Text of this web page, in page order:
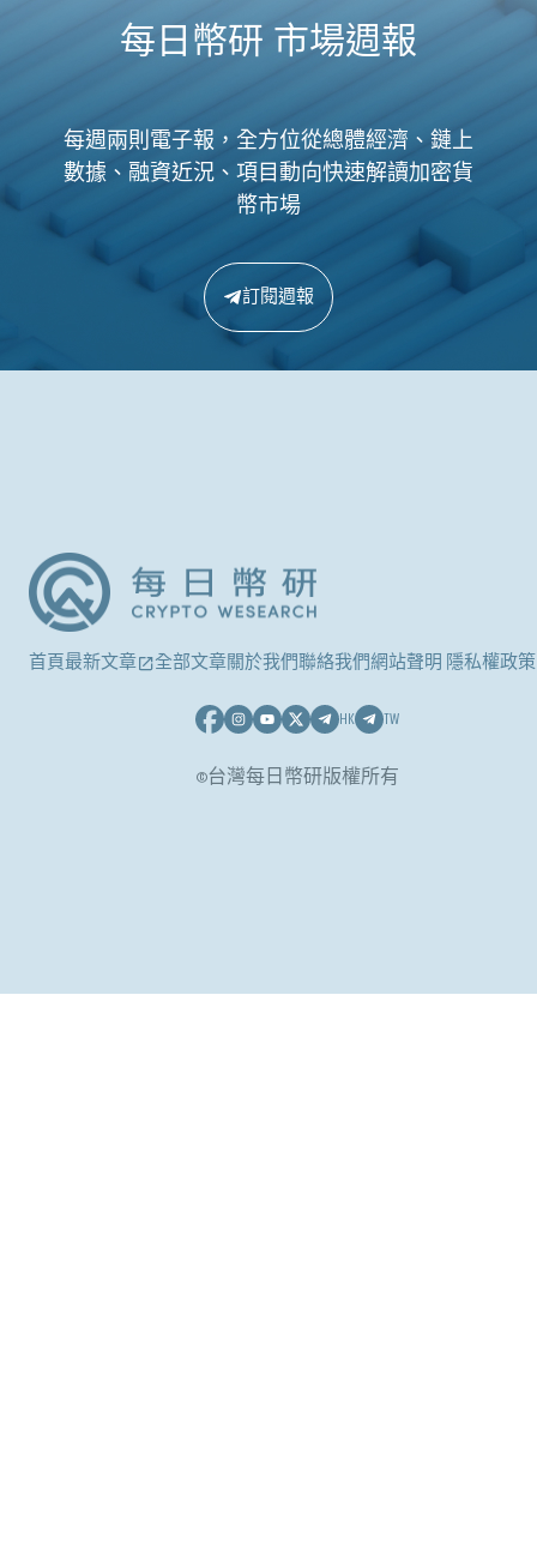
每日幣研 市場週報
每週兩則電子報，全方位從總體經濟、鏈上
數據、融資近況、項目動向快速解讀加密貨
幣市場
訂閱週報
首頁最新文章 全部文章關於我們聯絡我們網站聲明 隱私權政策
HK TW
©台灣每日幣研版權所有